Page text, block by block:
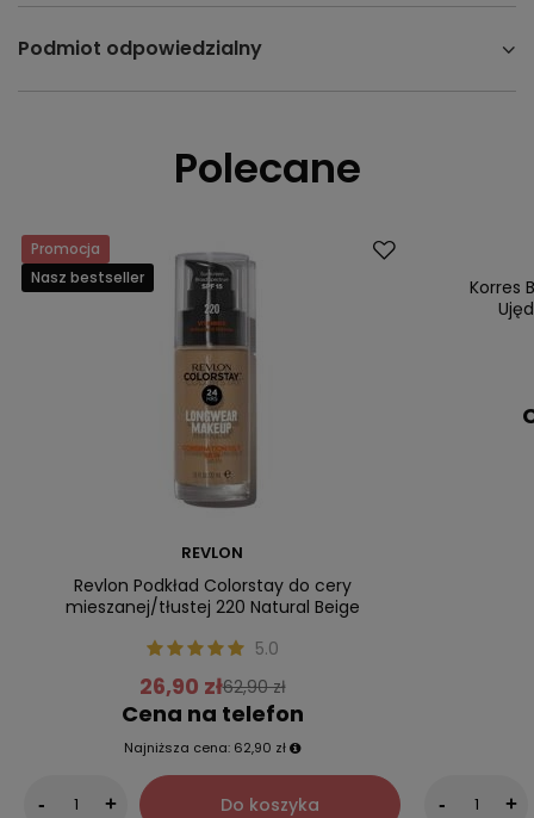
Podmiot odpowiedzialny
Polecane
Promocja
Nasz bestseller
REVLON
Revlon Podkład Colorstay do cery
mieszanej/tłustej 220 Natural Beige
5.0
26,90 zł62,90 zł
Cena na telefon
Najniższa cena: 62,90 zł
- + Do koszyka
NaszKorres
- +